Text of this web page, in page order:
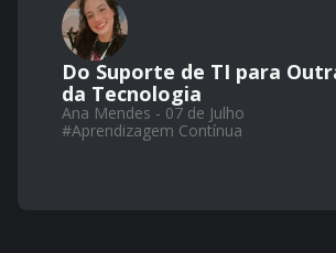
Do Suporte de TI para
da Tecnologia
Ana Mendes - 07 de Julho
#Aprendizagem Contínua